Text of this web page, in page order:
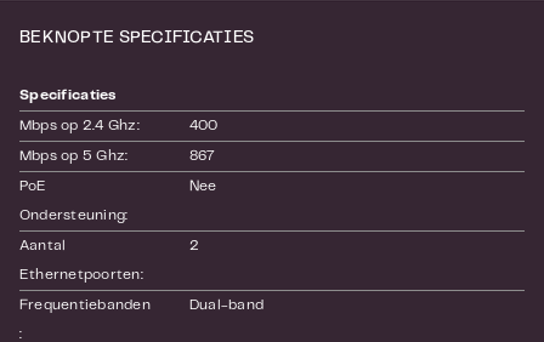
BEKNOPTE SPECIFICATIES
Specificaties
Mbps op 2.4 Ghz: 400
Mbps op 5 Ghz: 867
PoE
Ondersteuning:
Nee
Aantal
Ethernetpoorten:
2
Frequentiebanden
:
Dual-band